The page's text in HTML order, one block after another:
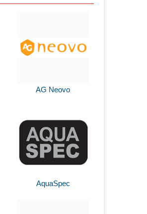
AG Neovo
AquaSpec